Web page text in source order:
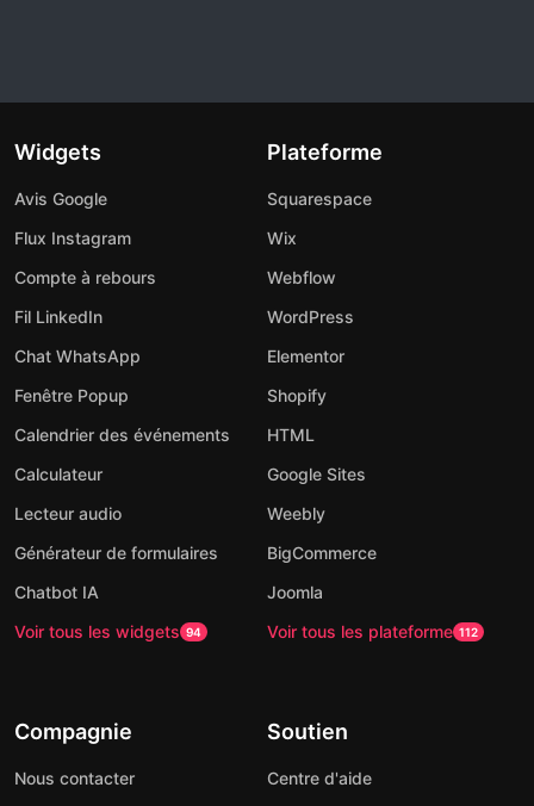
Widgets
Avis Google
Flux Instagram
Compte à rebours
Fil LinkedIn
Chat WhatsApp
Fenêtre Popup
Calendrier des événements
Calculateur
Lecteur audio
Générateur de formulaires
Chatbot IA
Voir tous les widgets 94
Plateforme
Squarespace
Wix
Webflow
WordPress
Elementor
Shopify
HTML
Google Sites
Weebly
BigCommerce
Joomla
Voir tous les plateforme 112
Compagnie
Nous contacter
Soutien
Centre d'aide